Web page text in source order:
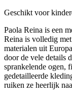
Geschikt voor
Paola Reina is een
Reina is volledig
materialen uit
door de vele details
sprankelende ogen,
gedetailleerde
ruiken ze heerlijk